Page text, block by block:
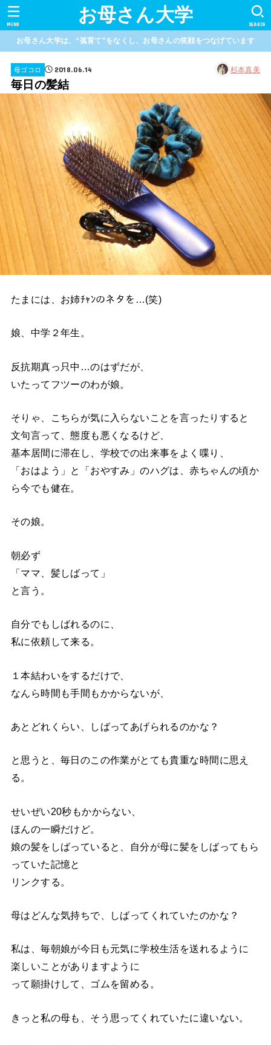
お母さん大学 SEARCH
MENU
お母さん大学は、“孤育て”をなくし、お母さんの笑顔をつなげています
母ゴコロ 2018.06.14 杉本真美
毎日の髪結
たまには、お姉ﾁｬﾝのネタを…(笑)
娘、中学２年生。
反抗期真っ只中…のはずだが、
いたってフツーのわが娘。
そりゃ、こちらが気に入らないことを言ったりすると
文句言って、態度も悪くなるけど、
基本居間に滞在し、学校での出来事をよく喋り、
「おはよう」と「おやすみ」のハグは、赤ちゃんの頃か
ら今でも健在。
その娘。
朝必ず
「ママ、髪しばって」
と言う。
自分でもしばれるのに、
私に依頼して来る。
１本結わいをするだけで、
なんら時間も手間もかからないが、
あとどれくらい、しばってあげられるのかな？
と思うと、毎日のこの作業がとても貴重な時間に思え
る。
せいぜい20秒もかからない、
ほんの一瞬だけど。
娘の髪をしばっていると、自分が母に髪をしばってもら
っていた記憶と
リンクする。
母はどんな気持ちで、しばってくれていたのかな？
私は、毎朝娘が今日も元気に学校生活を送れるように
楽しいことがありますように
って願掛けして、ゴムを留める。
きっと私の母も、そう思ってくれていたに違いない。